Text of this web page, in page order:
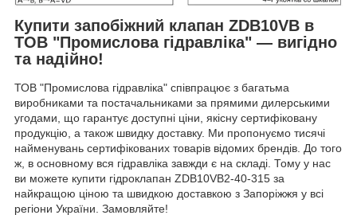
Купити запобіжний клапан ZDB10VB в
ТОВ "Промислова гідравліка" — вигідно
та надійно!
ТОВ "Промислова гідравліка" співпрацює з багатьма
виробниками та постачальниками за прямими дилерськими
угодами, що гарантує доступні ціни, якісну сертифіковану
продукцію, а також швидку доставку. Ми пропонуємо тисячі
найменувань сертифікованих товарів відомих брендів. До того
ж, в основному вся гідравліка завжди є на складі. Тому у нас
ви можете купити гідроклапан ZDB10VB2-40-315 за
найкращою ціною та швидкою доставкою з Запоріжжя у всі
регіони України. Замовляйте!